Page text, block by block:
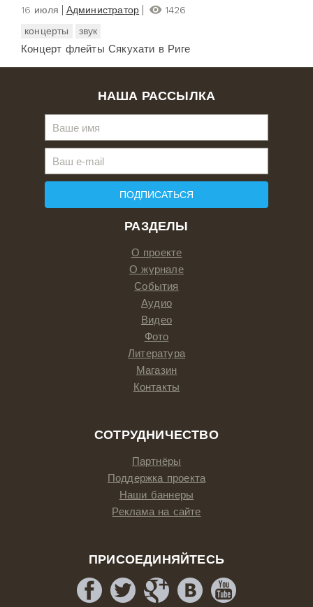
16 июля Администратор
1426
концерты
звук
Концерт флейты Сякухати в Риге
РАЗДЕЛЫ
О проекте
О журнале
События
Аудио
Видео
Фото
Литература
Магазин
Контакты
СОТРУДНИЧЕСТВО
Партнёры
Поддержка проекта
Наши баннеры
Реклама на сайте
ПРИСОЕДИНЯЙТЕСЬ
НАША РАССЫЛКА
ПОДПИСАТЬСЯ